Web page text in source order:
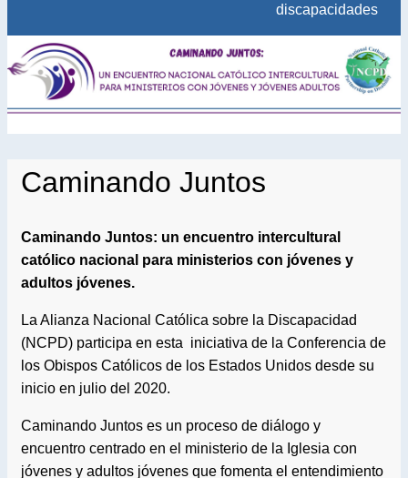
discapacidades
Caminando Juntos
Caminando Juntos: un encuentro intercultural
católico nacional para ministerios con jóvenes y
adultos jóvenes.
La Alianza Nacional Católica sobre la Discapacidad
(NCPD) participa en esta iniciativa de la Conferencia de
los Obispos Católicos de los Estados Unidos desde su
inicio en julio del 2020.
Caminando Juntos es un proceso de diálogo y
encuentro centrado en el ministerio de la Iglesia con
jóvenes y adultos jóvenes que fomenta el entendimiento